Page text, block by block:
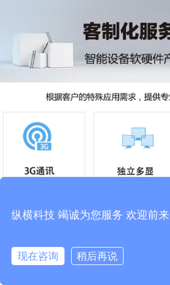
纵横科技 竭诚为您服务 欢迎前
现在咨询 稍后再说